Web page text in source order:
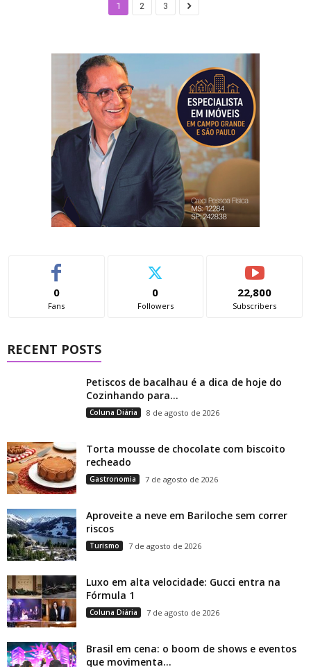
1 2 3
0
Fans
0
Followers
22,800
Subscribers
RECENT POSTS
Petiscos de bacalhau é a dica de hoje do
Cozinhando para...
Coluna Diária 8 de agosto de 2026
Torta mousse de chocolate com biscoito
recheado
Gastronomia 7 de agosto de 2026
Aproveite a neve em Bariloche sem correr
riscos
Turismo 7 de agosto de 2026
Luxo em alta velocidade: Gucci entra na
Fórmula 1
Coluna Diária 7 de agosto de 2026
Brasil em cena: o boom de shows e eventos
que movimenta...